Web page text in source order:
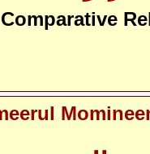
Comparative